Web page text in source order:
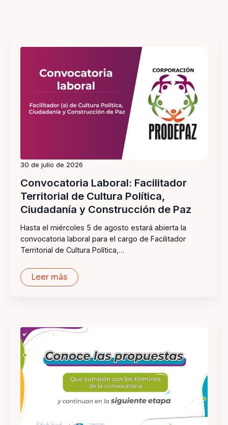
Convocatoria Laboral: Facilitador
Territorial de Cultura Política,
Ciudadanía y Construcción de Paz
30 de julio de 2026
Hasta el miércoles 5 de agosto estará abierta la
convocatoria laboral para el cargo de Facilitador
Territorial de Cultura Política,…
Leer más